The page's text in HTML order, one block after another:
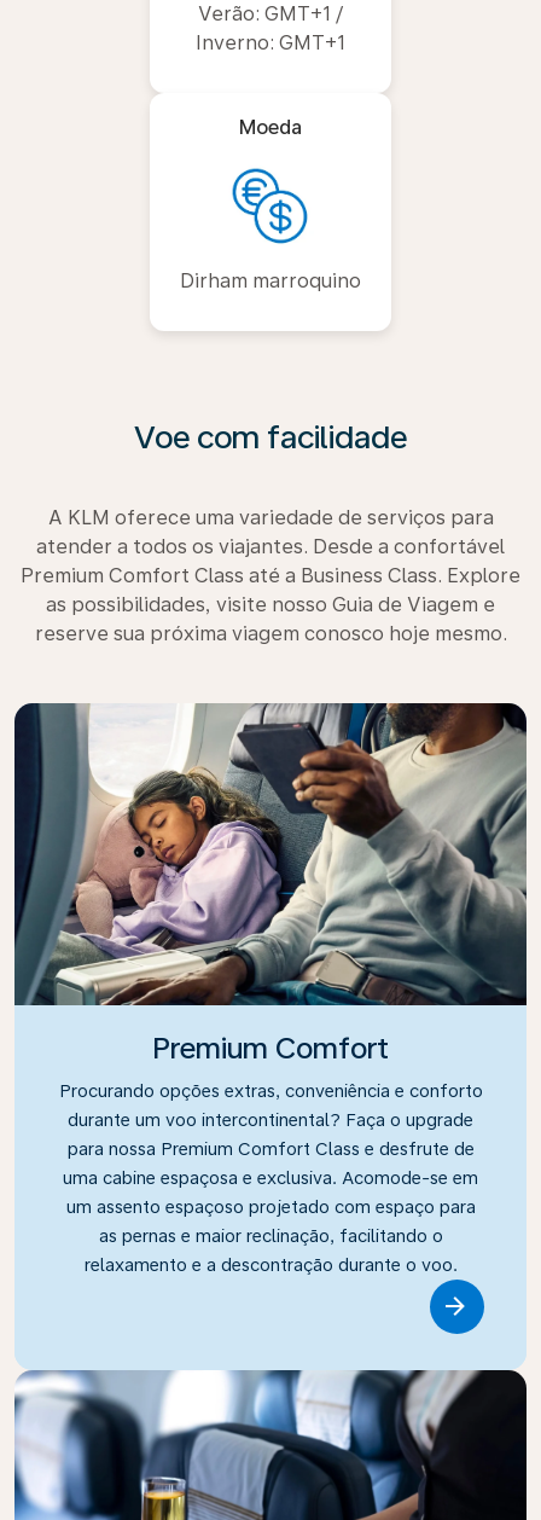
Verão: GMT+1 /
Inverno: GMT+1
Moeda
Dirham marroquino
Voe com facilidade
A KLM oferece uma variedade de serviços para
atender a todos os viajantes. Desde a confortável
Premium Comfort Class até a Business Class. Explore
as possibilidades, visite nosso Guia de Viagem e
reserve sua próxima viagem conosco hoje mesmo.
Premium Comfort
Procurando opções extras, conveniência e conforto
durante um voo intercontinental? Faça o upgrade
para nossa Premium Comfort Class e desfrute de
uma cabine espaçosa e exclusiva. Acomode-se em
um assento espaçoso projetado com espaço para
as pernas e maior reclinação, facilitando o
relaxamento e a descontração durante o voo.